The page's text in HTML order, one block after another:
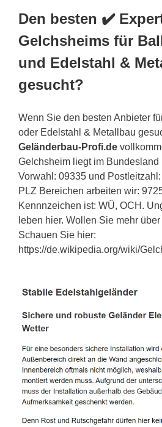
Den besten ✔️
Gelchsheims für
und Edelstahl &
gesucht?
Wenn Sie den besten Anbieter
oder Edelstahl & Metallbau
Geländerbau-Profi.de
Gelchsheim liegt im Bundesland
Vorwahl: 09335 und
PLZ Bereichen arbeiten wir:
Kennnzeichen ist: WÜ, OCH.
leben hier. Wollen Sie mehr
Schauen Sie hier:
https://de.wikipedia.org/wiki/